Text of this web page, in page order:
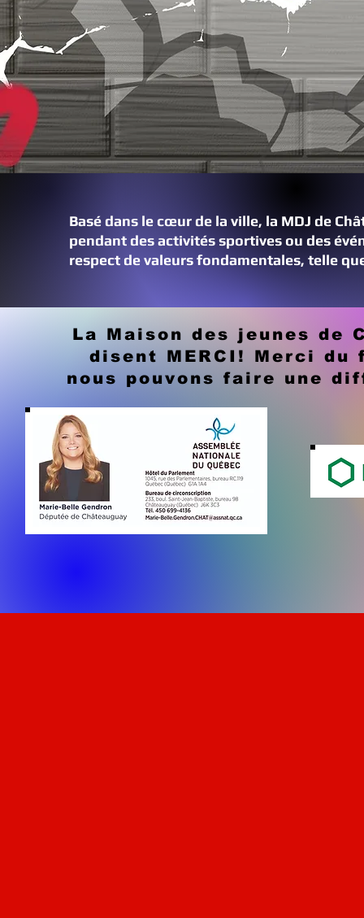
Basé dans le cœur de la ville, la MDJ de
pendant des activités sportives ou des
respect de valeurs fondamentales, telle
La Maison des jeunes de
disent MERCI! Merci du
nous pouvons faire une